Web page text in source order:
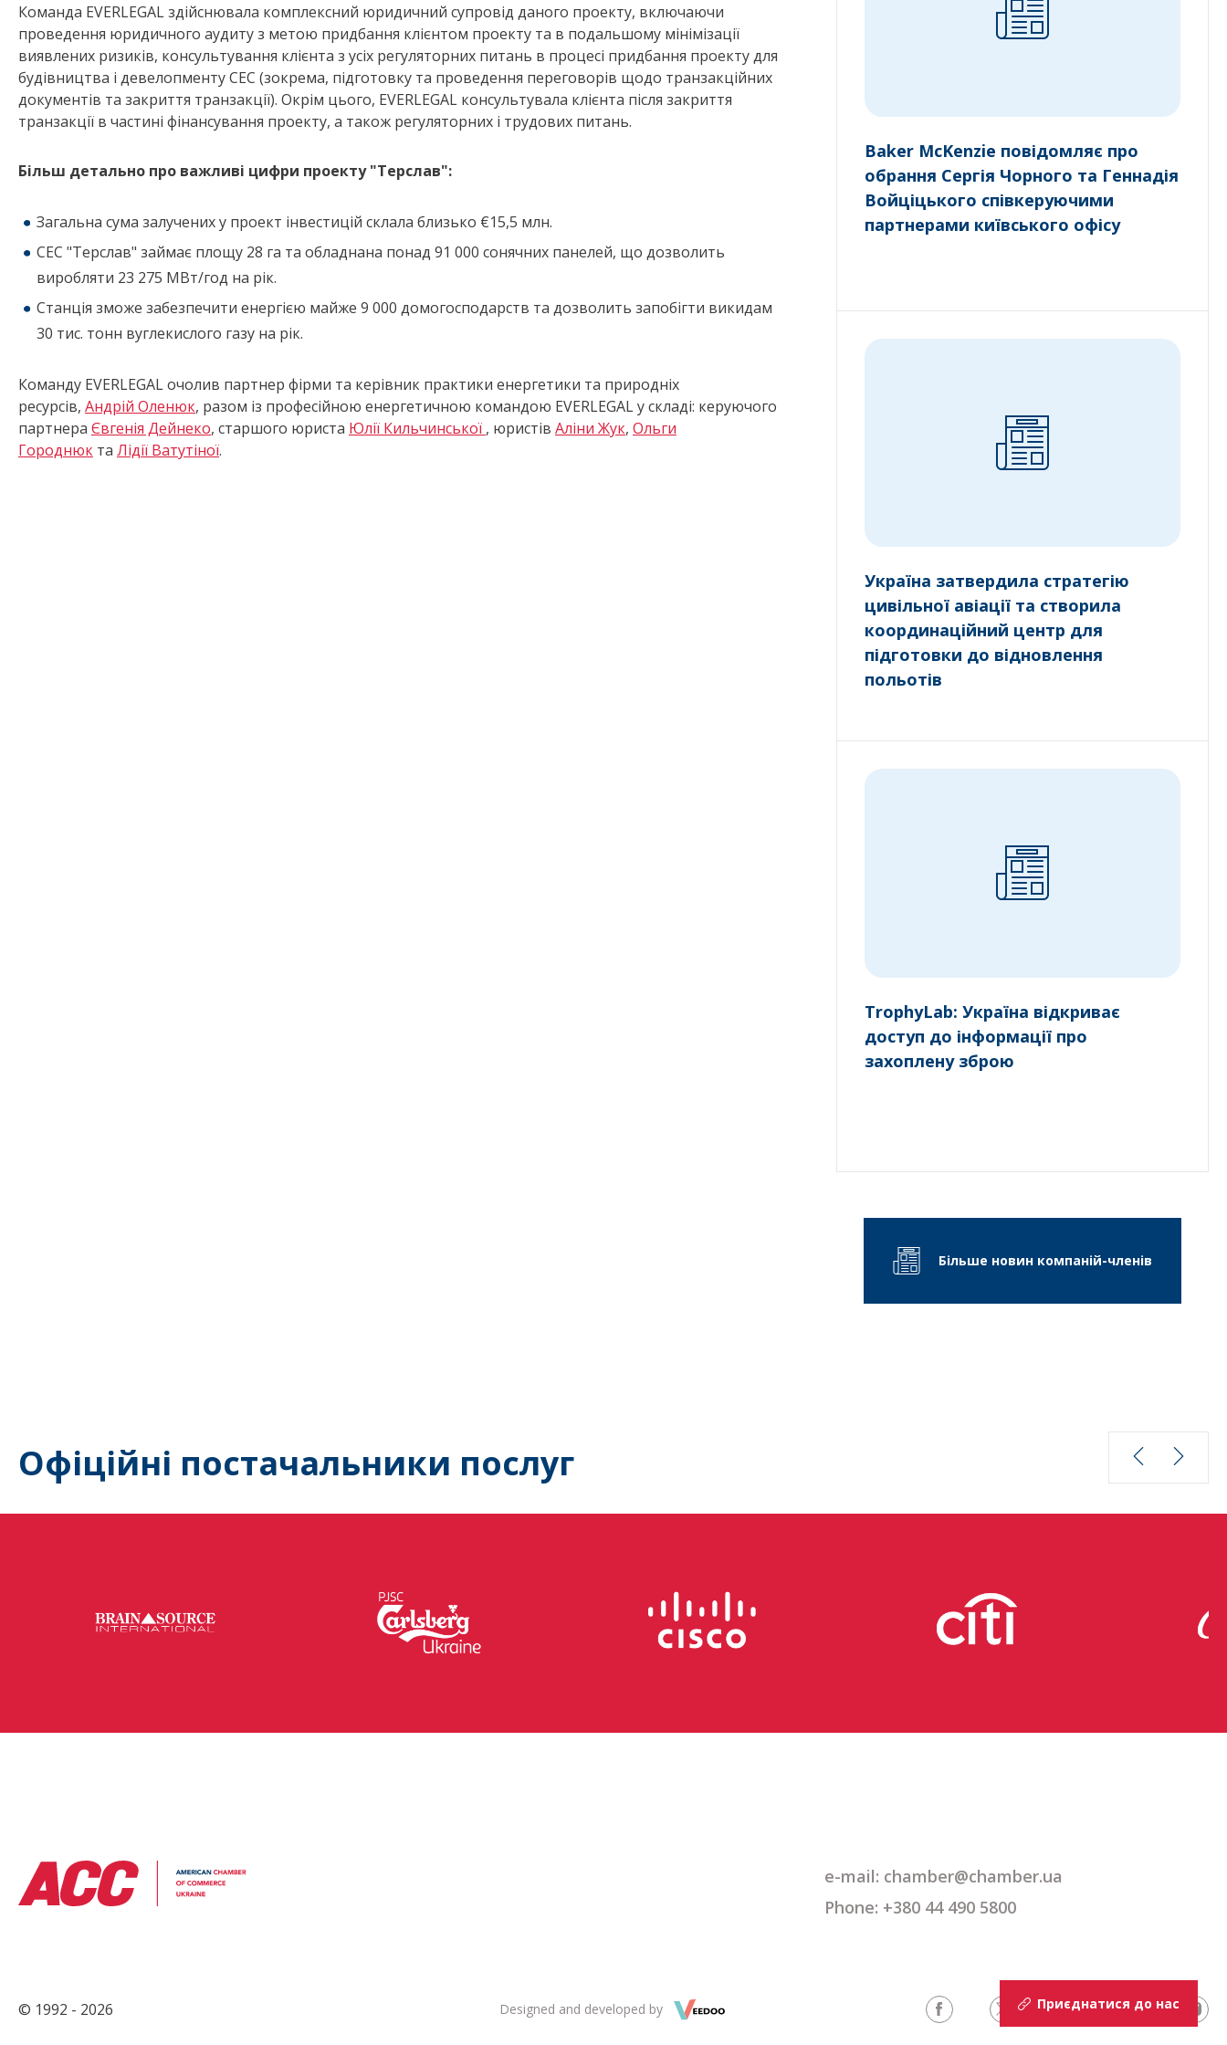
Команда EVERLEGAL здійснювала комплексний юридичний супровід даного проекту, включаючи
проведення юридичного аудиту з метою придбання клієнтом проекту та в подальшому мінімізації
виявлених ризиків, консультування клієнта з усіх регуляторних питань в процесі придбання проекту для
будівництва і девелопменту СЕС (зокрема, підготовку та проведення переговорів щодо транзакційних
документів та закриття транзакції). Окрім цього, EVERLEGAL консультувала клієнта після закриття
транзакції в частині фінансування проекту, а також регуляторних і трудових питань.
Більш детально про важливі цифри проекту "Терслав":
Загальна сума залучених у проект інвестицій склала близько €15,5 млн.
СЕС "Терслав" займає площу 28 га та обладнана понад 91 000 сонячних панелей, що дозволить
виробляти 23 275 МВт/год на рік.
Станція зможе забезпечити енергією майже 9 000 домогосподарств та дозволить запобігти викидам
30 тис. тонн вуглекислого газу на рік.
Команду EVERLEGAL очолив партнер фірми та керівник практики енергетики та природніх
ресурсів, Андрій Оленюк, разом із професійною енергетичною командою EVERLEGAL у складі: керуючого
партнера Євгенія Дейнеко, старшого юриста Юлії Кильчинської , юристів Аліни Жук, Ольги
Городнюк та Лідії Ватутіної.
Baker McKenzie повідомляє про
обрання Сергія Чорного та Геннадія
Войціцького співкеруючими
партнерами київського офісу
Україна затвердила стратегію
цивільної авіації та створила
координаційний центр для
підготовки до відновлення
польотів
TrophyLab: Україна відкриває
доступ до інформації про
захоплену зброю
Більше новин компаній-членів
Офіційні постачальники послуг
e-mail: chamber@chamber.ua
Phone: +380 44 490 5800
© 1992 - 2026 Designed and developed by Приєднатися до нас